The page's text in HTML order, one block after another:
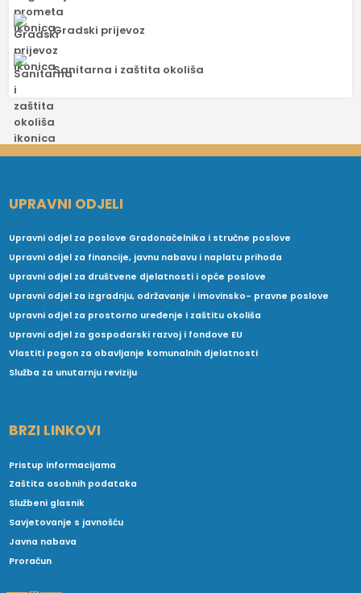
Gradski prijevoz
Sanitarna i zaštita okoliša
UPRAVNI ODJELI
Upravni odjel za poslove Gradonačelnika i stručne poslove
Upravni odjel za financije, javnu nabavu i naplatu prihoda
Upravni odjel za društvene djelatnosti i opće poslove
Upravni odjel za izgradnju, održavanje i imovinsko- pravne poslove
Upravni odjel za prostorno uređenje i zaštitu okoliša
Upravni odjel za gospodarski razvoj i fondove EU
Vlastiti pogon za obavljanje komunalnih djelatnosti
Služba za unutarnju reviziju
BRZI LINKOVI
Pristup informacijama
Zaštita osobnih podataka
Službeni glasnik
Savjetovanje s javnošću
Javna nabava
Proračun